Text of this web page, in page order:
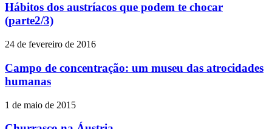
Hábitos dos austríacos que podem te chocar
(parte2/3)
24 de fevereiro de 2016
Campo de concentração: um museu das atrocidades
humanas
1 de maio de 2015